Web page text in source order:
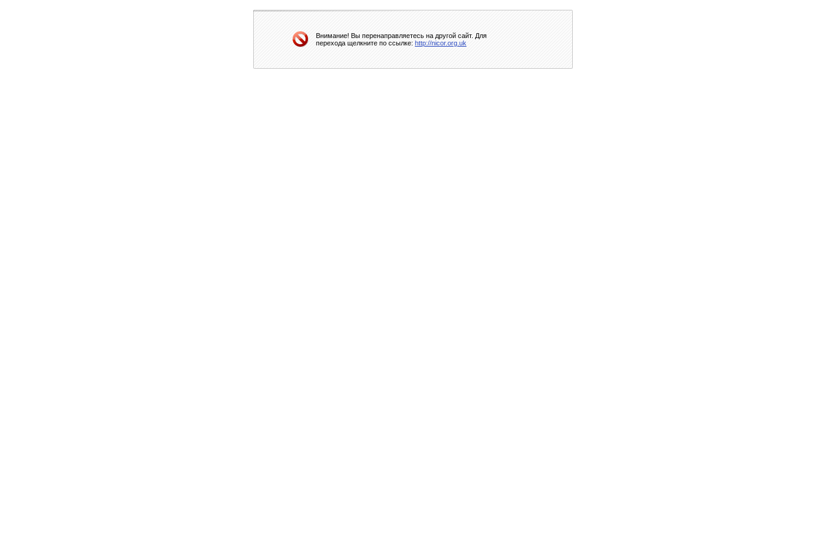
Внимание! Вы перенаправляетесь на другой сайт. Для
перехода щелкните по ссылке: http://nicor.org.uk